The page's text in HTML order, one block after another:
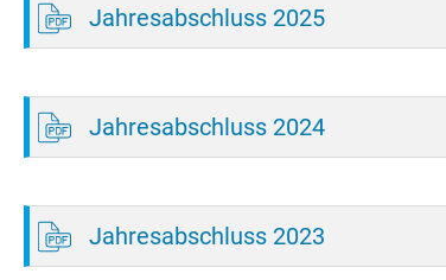
Jahresabschluss 2025
Jahresabschluss 2024
Jahresabschluss 2023